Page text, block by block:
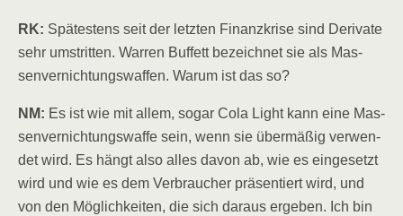
RK: Spä­tes­tens seit der letz­ten Finanz­kri­se sind Deri­va­te
sehr umstrit­ten. War­ren Buf­fett bezeich­net sie als Mas­
sen­ver­nich­tungs­waf­fen. War­um ist das so?
NM: Es ist wie mit allem, sogar Cola Light kann eine Mas­
sen­ver­nich­tungs­waf­fe sein, wenn sie über­mä­ßig ver­wen­
det wird. Es hängt also alles davon ab, wie es ein­ge­setzt
wird und wie es dem Ver­brau­cher prä­sen­tiert wird, und
von den Mög­lich­kei­ten, die sich dar­aus erge­ben. Ich bin